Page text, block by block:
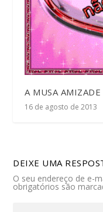
A MUSA AMIZADE
16 de agosto de 2013
DEIXE UMA
O seu endereço de e-
obrigatórios são